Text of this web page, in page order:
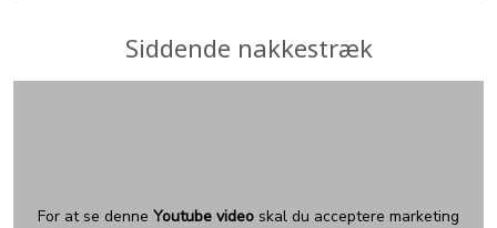
Siddende nakkestræk
For at se denne Youtube video skal du acceptere marketing